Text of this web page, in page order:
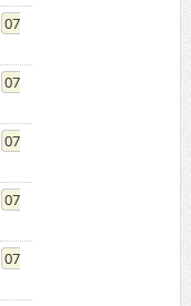
07
07
07
07
07